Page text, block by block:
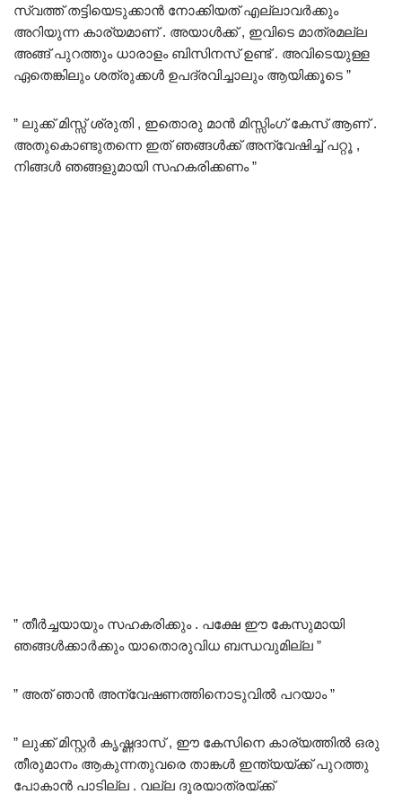
സ്വത്ത് തട്ടിയെടുക്കാൻ നോക്കിയത് എല്ലാവർക്കും
അറിയുന്ന കാര്യമാണ് . അയാൾക്ക് , ഇവിടെ മാത്രമല്ല
അങ്ങ് പുറത്തും ധാരാളം ബിസിനസ് ഉണ്ട് . അവിടെയുള്ള
ഏതെങ്കിലും ശത്രുക്കൾ ഉപദ്രവിച്ചാലും ആയിക്കൂടെ ”
” ലുക്ക് മിസ്സ് ശ്രുതി , ഇതൊരു മാൻ മിസ്സിംഗ് കേസ് ആണ് .
അതുകൊണ്ടുതന്നെ ഇത് ഞങ്ങൾക്ക് അന്വേഷിച്ച് പറ്റൂ ,
നിങ്ങൾ ഞങ്ങളുമായി സഹകരിക്കണം ”
” തീർച്ചയായും സഹകരിക്കും . പക്ഷേ ഈ കേസുമായി
ഞങ്ങൾക്കാർക്കും യാതൊരുവിധ ബന്ധവുമില്ല ”
” അത് ഞാൻ അന്വേഷണത്തിനൊടുവിൽ പറയാം ”
” ലുക്ക് മിസ്റ്റർ കൃഷ്ണദാസ് , ഈ കേസിനെ കാര്യത്തിൽ ഒരു
തീരുമാനം ആകുന്നതുവരെ താങ്കൾ ഇന്ത്യയ്ക്ക് പുറത്തു
പോകാൻ പാടില്ല . വല്ല ദൂരയാത്രയ്ക്ക്